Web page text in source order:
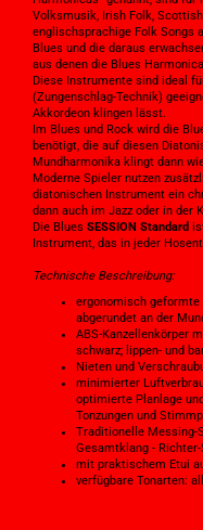
Volksmusik, Irish Folk,
englischsprachige Folk Songs
Blues und die daraus
aus denen die Blues
Diese Instrumente sind ideal
(Zungenschlag-Technik)
Akkordeon klingen lässt.
Im Blues und Rock wird die
benötigt, die auf diesen
Mundharmonika klingt dann
Moderne Spieler nutzen
diatonischen Instrument ein
dann auch im Jazz oder in der
Die Blues SESSION Standard
Instrument, das in jeder
Technische Beschreibung:
ergonomisch geformte
abgerundet an der
ABS-Kanzellenkörper
schwarz; lippen- und
Nieten und
minimierter
optimierte Planlage
Tonzungen und
Traditionelle Messing-
Gesamtklang -
mit praktischem Etui
verfügbare Tonarten: